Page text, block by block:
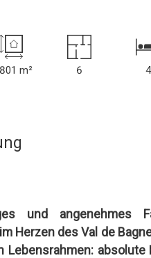
m² 6 4
und angenehmes
Herzen des Val de
Lebensrahmen: